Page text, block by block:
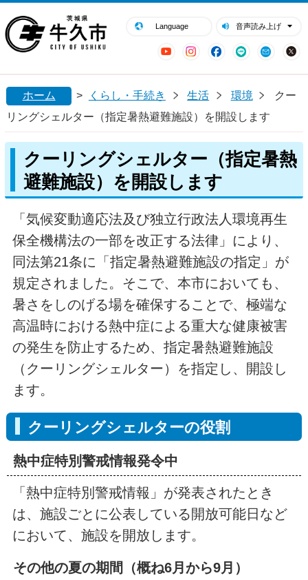
Language 音声読み上げ
YouTubeInstagram
Facebook
LINE Mail
閉じる
ホーム > くらし・手続き 生活 環境
クー
リングシェルター（指定暑熱避難施設）を開設します
クーリングシェルター（指定暑熱
避難施設）を開設します
「気候変動適応法及び独立行政法人環境再生
保全機構法の一部を改正する法律」により、
同法第21条に「指定暑熱避難施設の指定」が
規定されました。そこで、本市においても、
暑さをしのげる場を確保することで、極端な
高温時における熱中症による重大な健康被害
の発生を防止するため、指定暑熱避難施設
（クーリングシェルター）を指定し、開設し
ます。
クーリングシェルターの役割
熱中症特別警戒情報発令中
「熱中症特別警戒情報」が発表されたとき
は、施設ごとに公表している開放可能日など
において、施設を開放します。
その他の夏の期間（概ね6月から9月）